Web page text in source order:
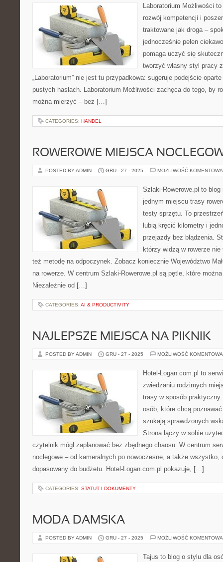
Laboratorium Możliwości
rozwój kompetencji i
traktowane jak droga –
jednocześnie pełen
pomaga uczyć się
tworzyć własny styl pracy
„Laboratorium” nie jest tu przypadkowa: sugeruje podejście
pustych hasłach. Laboratorium Możliwości zachęca do tego, by
można mierzyć – bez […]
CATEGORIES: HANDEL
ROWEROWE MIEJSCA
POSTED BY ADMIN GRU - 27 - 2025 MOŻLIWOŚĆ
Szlaki-Rowerowe.pl to blog
jednym miejscu trasy
testy sprzętu. To
lubią kręcić kilometry i
przejazdy bez błądzenia.
którzy widzą w rowerze
też metodę na odpoczynek. Zobacz koniecznie Województwo
na rowerze. W centrum Szlaki-Rowerowe.pl są pętle, które
Niezależnie od […]
CATEGORIES: AI & PRODUCTIVITY
NAJLEPSZE MIEJSCA NA PIKNIK
POSTED BY ADMIN GRU - 27 - 2025 MOŻLIWOŚĆ
Hotel-Logan.com.pl to
zwiedzaniu rodzimych
trasy w sposób
osób, które chcą
szukają sprawdzonych
Strona łączy w sobie
czytelnik mógł zaplanować bez zbędnego chaosu. W centrum
noclegowe – od kameralnych po nowoczesne, a także wszystko,
dopasowany do budżetu. Hotel-Logan.com.pl pokazuje, […]
CATEGORIES: STATUT I DOKUMENTY
MODA DAMSKA
POSTED BY ADMIN GRU - 27 - 2025 MOŻLIWOŚĆ
Tajus to blog o stylu dla